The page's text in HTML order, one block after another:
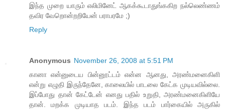
இந்த முறை யாரும் எலிமினேட் ஆகக்கூடாதுங்ககிற நல்லெண்ணம்
தவிர வேறொன்றறியேன் பராபரமே ;)
Reply
Anonymous November 26, 2008 at 5:51 PM
கானா என்னுடைய பின்னூட்டம் என்ன ஆனது, அரண்மனைகிளி
என்று எழுதி இருந்தேனே, காலையில் பாடலை கேட்க முடியவில்லை.
இப்போது தான் கேட்டேன் எனது பதில் உறுதி, அரண்மனைகிளியே
தான். மறக்க முடியாத படம். இந்த படம் பார்கையில் அருகில்